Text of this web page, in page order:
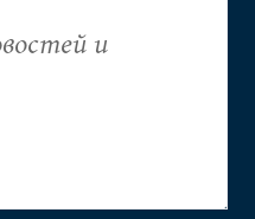
и